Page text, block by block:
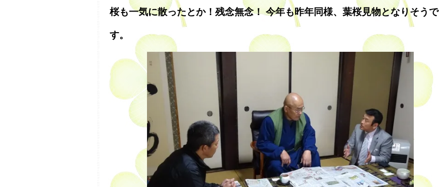
桜も一気に散ったとか！残念無念！ 今年も昨年同様、葉桜見物となりそうで
す。